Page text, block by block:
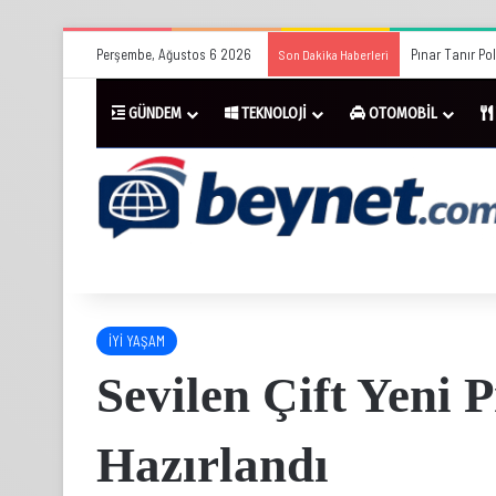
Perşembe, Ağustos 6 2026 Son Dakika Haberleri Beylikdüzü
GÜNDEM TEKNOLOJİ OTOMOBİL
İYİ YAŞAM
Sevilen Çift Yeni
Hazırlandı